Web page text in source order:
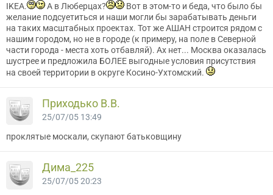
IKEA.
А в Люберцах?
Вот в этом-то и беда, что было бы
желание подсуетиться и наши могли бы зарабатывать деньги
на таких масштабных проектах. Тот же АШАН строится рядом с
нашим городом, но не в городе (к примеру, на поле в Северной
части города - места хоть отбавляй). Ах нет... Москва оказалась
шустрее и предложила БОЛЕЕ выгодные условия присутствия
на своей территории в округе Косино-Ухтомский.
Приходько В.В.
25/07/05 13:49
проклятые москали, скупают батьковщину
Дима_225
25/07/05 20:23